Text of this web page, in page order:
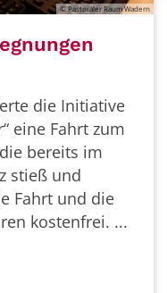
© Pastoraler Raum Wadern
die Initiative
eine Fahrt zum
bereits im
stieß und
Fahrt und die
kostenfrei. ...